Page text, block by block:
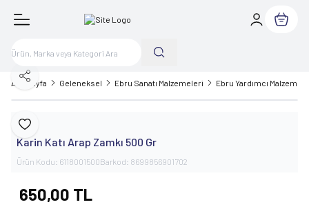
Sepetim
Ana Sayfa Geleneksel Ebru Sanatı Malzemeleri Ebru Yardımcı
Favoriye Ekle
Paylaş
Karin
Karin Katı Arap Zamkı 500 Gr
Ürün Kodu: 6118001500Barkod: 8699856901702
650,00 TL